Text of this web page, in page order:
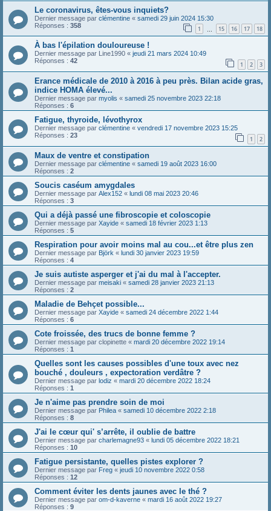
Le coronavirus, êtes-vous inquiets?
Dernier message par clémentine « samedi 29 juin 2024 15:30
Réponses : 358 1 15 16 17 18
À bas l'épilation douloureuse !
Dernier message par Line1990 « jeudi 21 mars 2024 10:49
Réponses : 42 1 2 3
Erance médicale de 2010 à 2016 à peu près. Bilan acide gras,
indice HOMA élevé...
Dernier message par myolis « samedi 25 novembre 2023 22:18
Réponses : 6
Fatigue, thyroide, lévothyrox
Dernier message par clémentine « vendredi 17 novembre 2023 15:25
Réponses : 23 1 2
Maux de ventre et constipation
Dernier message par clémentine « samedi 19 août 2023 16:00
Réponses : 2
Soucis caséum amygdales
Dernier message par Alex152 « lundi 08 mai 2023 20:46
Réponses : 3
Qui a déjà passé une fibroscopie et coloscopie
Dernier message par Xayide « samedi 18 février 2023 1:13
Réponses : 5
Respiration pour avoir moins mal au cou...et être plus zen
Dernier message par Björk « lundi 30 janvier 2023 19:59
Réponses : 4
Je suis autiste asperger et j'ai du mal à l'accepter.
Dernier message par meisaki « samedi 28 janvier 2023 21:13
Réponses : 2
Maladie de Behçet possible...
Dernier message par Xayide « samedi 24 décembre 2022 1:44
Réponses : 6
Cote froissée, des trucs de bonne femme ?
Dernier message par clopinette « mardi 20 décembre 2022 19:14
Réponses : 1
Quelles sont les causes possibles d'une toux avec nez
bouché , douleurs , expectoration verdâtre ?
Dernier message par lodiz « mardi 20 décembre 2022 18:24
Réponses : 1
Je n'aime pas prendre soin de moi
Dernier message par Philea « samedi 10 décembre 2022 2:18
Réponses : 8
J'ai le cœur qui' s’arrête, il oublie de battre
Dernier message par charlemagne93 « lundi 05 décembre 2022 18:21
Réponses : 10
Fatigue persistante, quelles pistes explorer ?
Dernier message par Freg « jeudi 10 novembre 2022 0:58
Réponses : 12
Comment éviter les dents jaunes avec le thé ?
Dernier message par om-d-kaverne « mardi 16 août 2022 19:27
Réponses : 9